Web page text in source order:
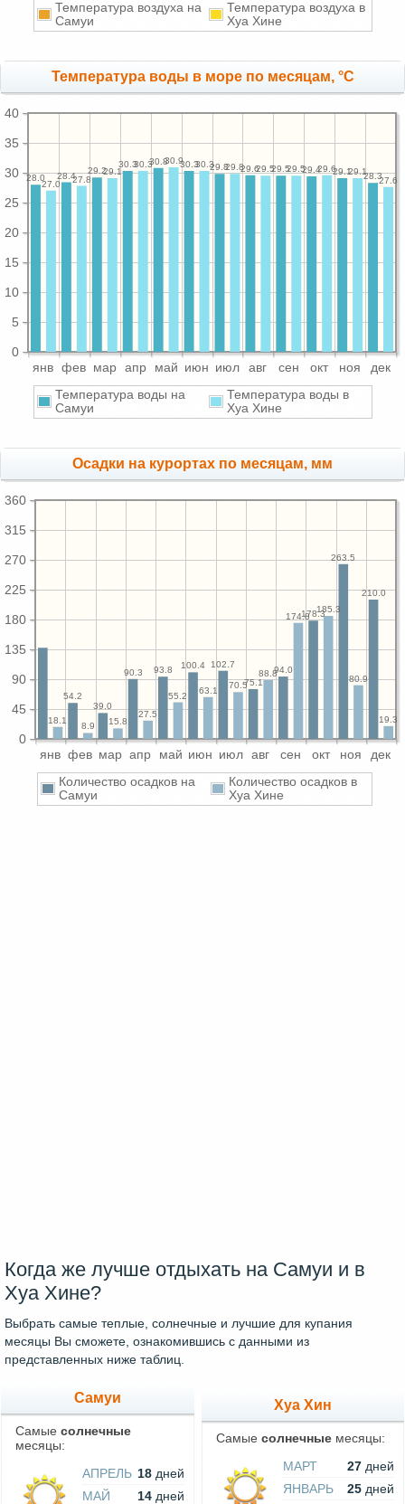
Температура воздуха на
Самуи
Температура воздуха в
Хуа Хине
Температура воды в море по месяцам, °C
янв фев мар апр май июн июл авг сен окт ноя дек
0
5
10
15
20
25
30
35
40
28.3
29.1
29.4
29.5
29.6
29.8
30.3
30.8
30.3
29.2
28.4
28.0 27.6
29.1
29.6
29.5
29.5
29.8
30.3
30.9
30.3
29.1
27.8
27.0
Температура воды на
Самуи
Температура воды в
Хуа Хине
Осадки на курортах по месяцам, мм
янв фев мар апр май июн июл авг сен окт ноя дек
0
45
90
135
180
225
270
315
360
210.0
263.5
178.3
94.0
75.1
102.7
100.4
93.8
90.3
39.0
54.2
19.3
80.9
185.3
174.8
88.8
70.5
63.1
55.2
27.5
15.8
8.9
18.1
Количество осадков на
Самуи
Количество осадков в
Хуа Хине
Когда же лучше отдыхать на Самуи и в
Хуа Хине?
Выбрать самые теплые, солнечные и лучшие для купания
месяцы Вы сможете, ознакомившись с данными из
представленных ниже таблиц.
Самуи
Самые солнечные
месяцы:
АПРЕЛЬ 18 дней
МАЙ
14 дней
Хуа Хин
Самые солнечные месяцы:
МАРТ
27 дней
ЯНВАРЬ
25 дней